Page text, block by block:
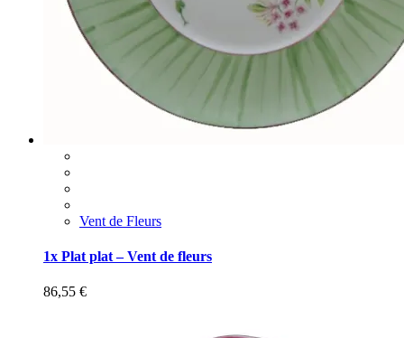
Vent de Fleurs
1x Plat plat – Vent de fleurs
86,55 €